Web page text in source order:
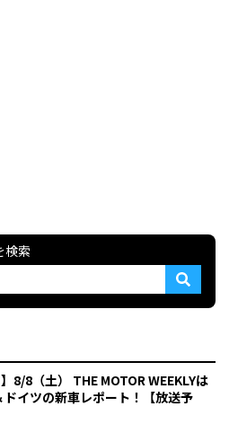
検索
】8/8（土） THE MOTOR WEEKLYは
ドイツの新車レポート！【放送予